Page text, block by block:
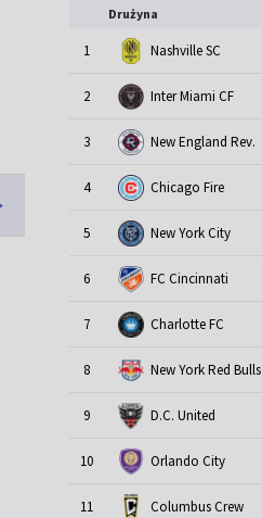
Drużyna
1 Nashville SC
2 Inter Miami CF
3 New England Rev.
4 Chicago Fire
5 New York City
6 FC Cincinnati
7 Charlotte FC
8 New York Red Bulls
9 D.C. United
10 Orlando City
11 Columbus Crew